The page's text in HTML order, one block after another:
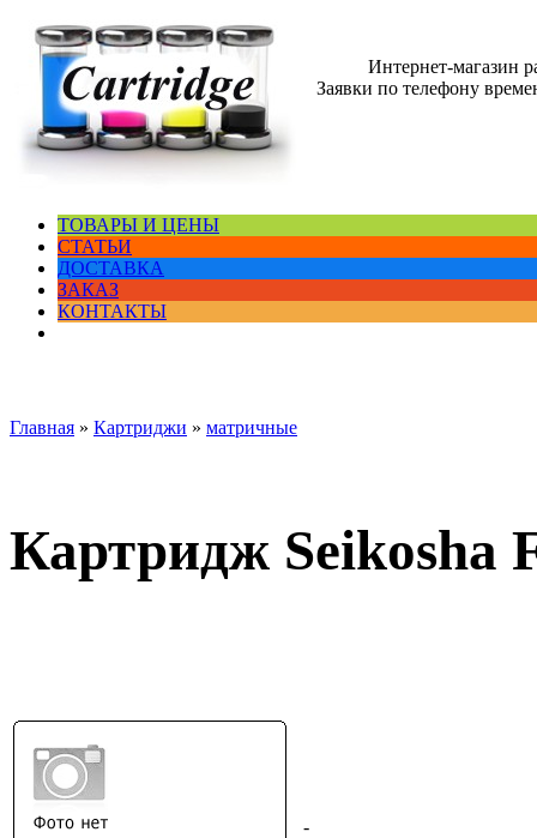
Интернет-магазин
Заявки по телефону
ТОВАРЫ И ЦЕНЫ
СТАТЬИ
ДОСТАВКА
ЗАКАЗ
КОНТАКТЫ
Главная » Картриджи » матричные
Картридж Seikosha
-